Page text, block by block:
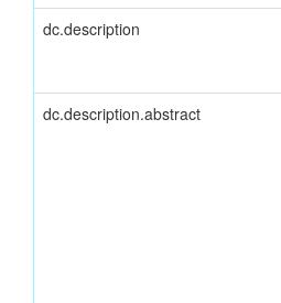
dc.description
dc.description.abstract